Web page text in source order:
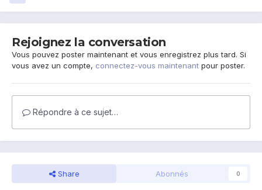
Rejoignez la conversation
Vous pouvez poster maintenant et vous enregistrez plus tard. Si
vous avez un compte, connectez-vous maintenant pour poster.
Répondre à ce sujet…
Share Abonnés 0